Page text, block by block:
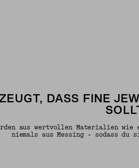
DASS FINE
aus wertvollen Materialien
niemals aus Messing – sodass du